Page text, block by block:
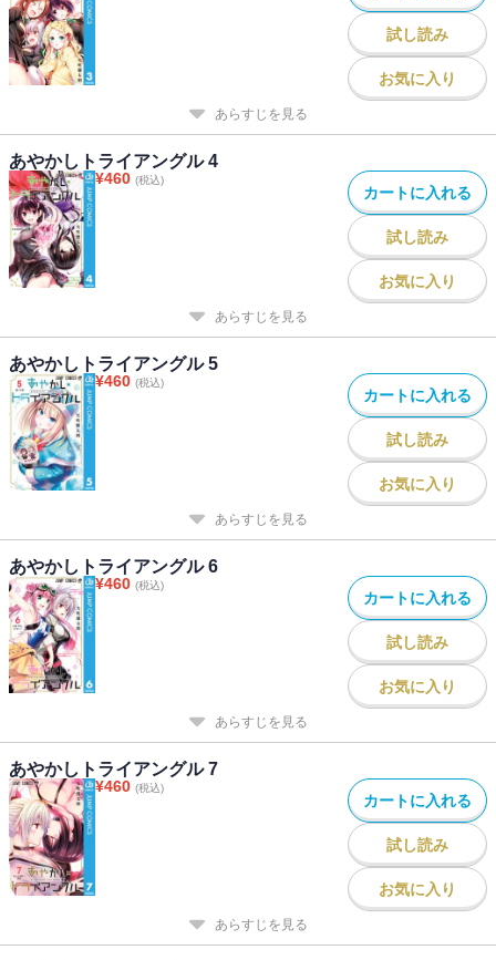
試し読み
お気に入り
あらすじを見る
あやかしトライアングル 4
¥460 (税込)
カートに入れる
試し読み
お気に入り
あらすじを見る
あやかしトライアングル 5
¥460 (税込)
カートに入れる
試し読み
お気に入り
あらすじを見る
あやかしトライアングル 6
¥460 (税込)
カートに入れる
試し読み
お気に入り
あらすじを見る
あやかしトライアングル 7
¥460 (税込)
カートに入れる
試し読み
お気に入り
あらすじを見る